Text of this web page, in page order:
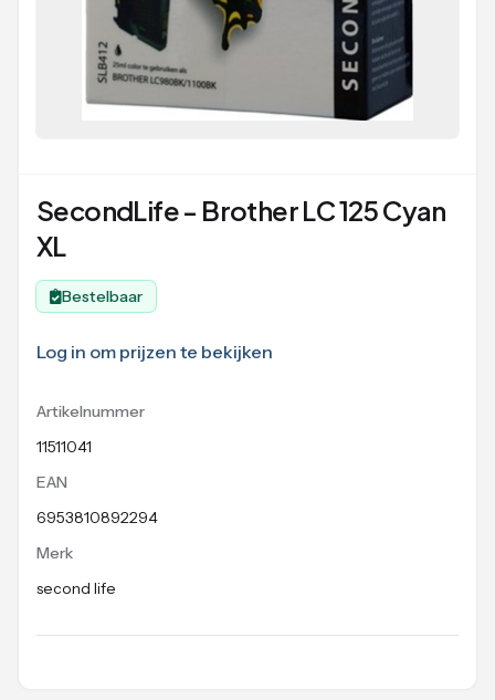
SecondLife - Brother LC 125 Cyan
XL
Bestelbaar
Log in om prijzen te bekijken
Artikelnummer
11511041
EAN
6953810892294
Merk
second life